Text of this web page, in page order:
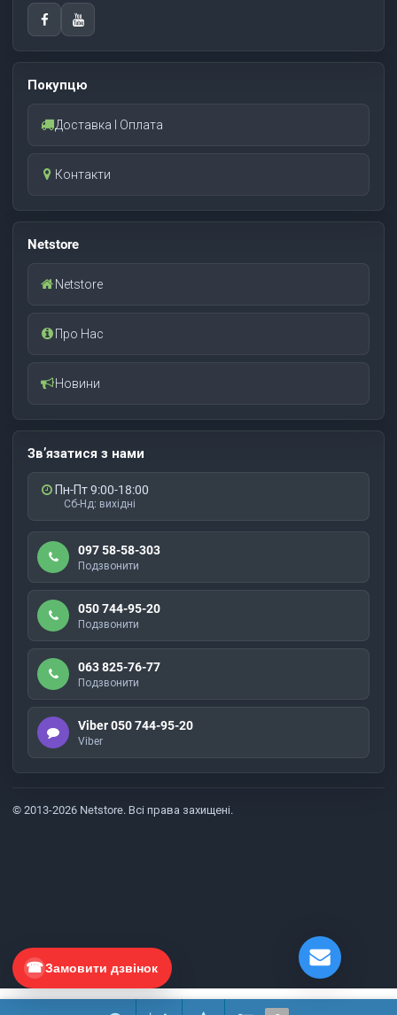
Покупцю
Доставка І Оплата
Контакти
Netstore
Netstore
Про Нас
Новини
Зв’язатися з нами
Пн-Пт 9:00-18:00
Сб-Нд: вихідні
097 58-58-303
Подзвонити
050 744-95-20
Подзвонити
063 825-76-77
Подзвонити
Viber 050 744-95-20
Viber
© 2013-2026 Netstore. Всі права захищені.
Замовити дзвінок